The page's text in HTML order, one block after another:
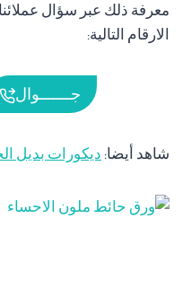
معرفة ذلك عبر سؤال
الارقام التالية:
جـــــــوال
شاهد أيضا: ديكورات بديل